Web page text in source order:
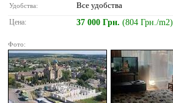
Удобства: Все удобства
Цена: 37 000 Грн. (804 Грн./m2)
Фото: